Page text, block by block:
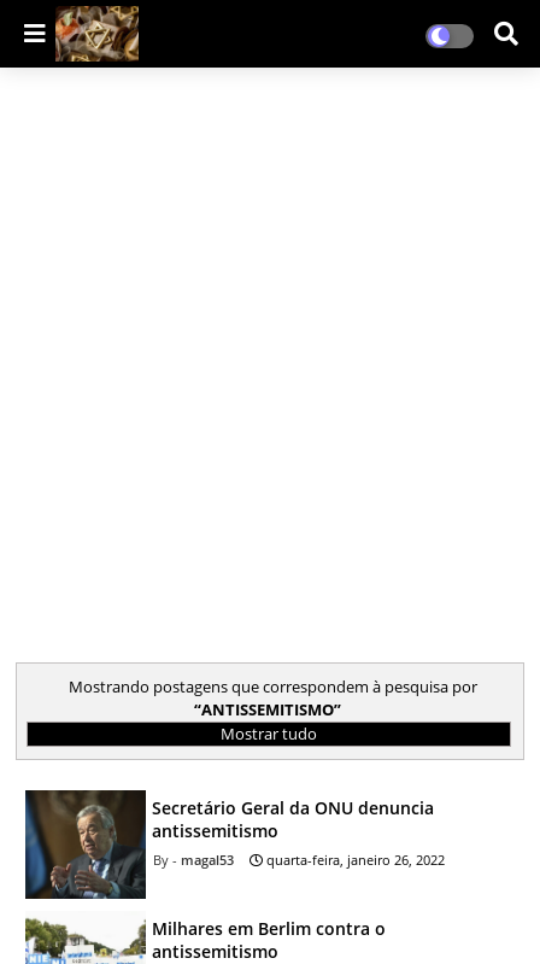
Mostrando postagens que correspondem à pesquisa por
ANTISSEMITISMO
Mostrar tudo
Secretário Geral da ONU denuncia
antissemitismo
magal53 quarta-feira, janeiro 26, 2022
Milhares em Berlim contra o
antissemitismo